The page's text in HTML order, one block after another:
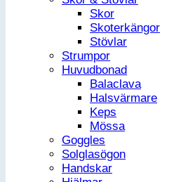
Skor
Skoterkängor
Stövlar
Strumpor
Huvudbonad
Balaclava
Halsvärmare
Keps
Mössa
Goggles
Solglasögon
Handskar